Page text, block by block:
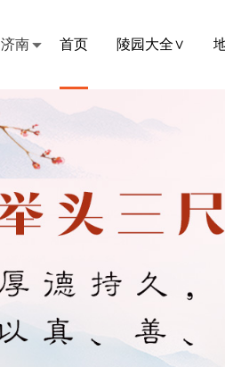
济南 首页 陵园大全∨